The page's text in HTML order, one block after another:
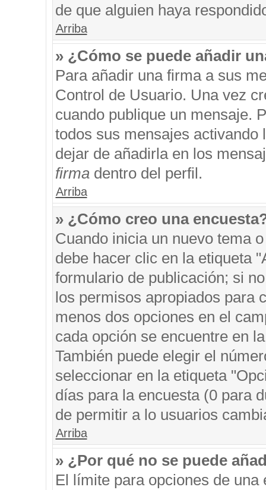
de que alguien haya
Arriba
» ¿Cómo se puede añadir
Para añadir una firma a sus
Control de Usuario. Una vez
cuando publique un mensaje.
todos sus mensajes
dejar de añadirla en los
firmadentro del perfil.
Arriba
» ¿Cómo creo una
Cuando inicia un nuevo tema
debe hacer clic en la etiqueta
formulario de publicación; si
los permisos apropiados para
menos dos opciones en el
cada opción se encuentre en
También puede elegir el
seleccionar en la etiqueta
días para la encuesta (0 para
de permitir a lo usuarios
Arriba
» ¿Por qué no se puede
El límite para opciones de una